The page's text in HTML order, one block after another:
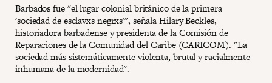
Barbados fue "el lugar colonial británico de la primera
'sociedad de esclavxs negrxs'", señala Hilary Beckles,
historiadora barbadense y presidenta de laComisión de
Reparaciones de la Comunidad del Caribe (CARICOM). "La
sociedad más sistemáticamente violenta, brutal y racialmente
inhumana de la modernidad".